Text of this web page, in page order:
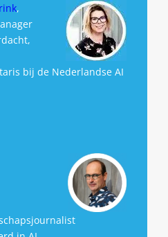
,
bij de Nederlandse AI